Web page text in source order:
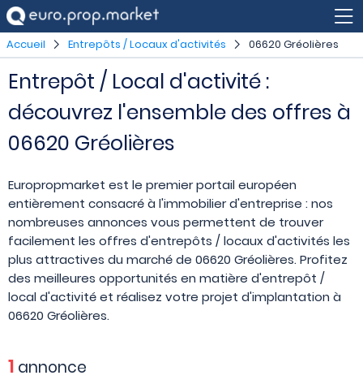
Accueil Entrepôts / Locaux d'activités 06620 Gréolières
Entrepôt / Local d'activité :
découvrez l'ensemble des offres à
06620 Gréolières
Europropmarket est le premier portail européen
entièrement consacré à l'immobilier d'entreprise : nos
nombreuses annonces vous permettent de trouver
facilement les offres d'entrepôts / locaux d'activités les
plus attractives du marché de 06620 Gréolières. Profitez
des meilleures opportunités en matière d'entrepôt /
local d'activité et réalisez votre projet d'implantation à
06620 Gréolières.
1 annonce